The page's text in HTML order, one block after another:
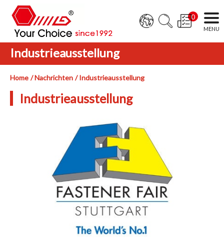
0
Industrieausstellung
Home Nachrichten Industrieausstellung
Industrieausstellung